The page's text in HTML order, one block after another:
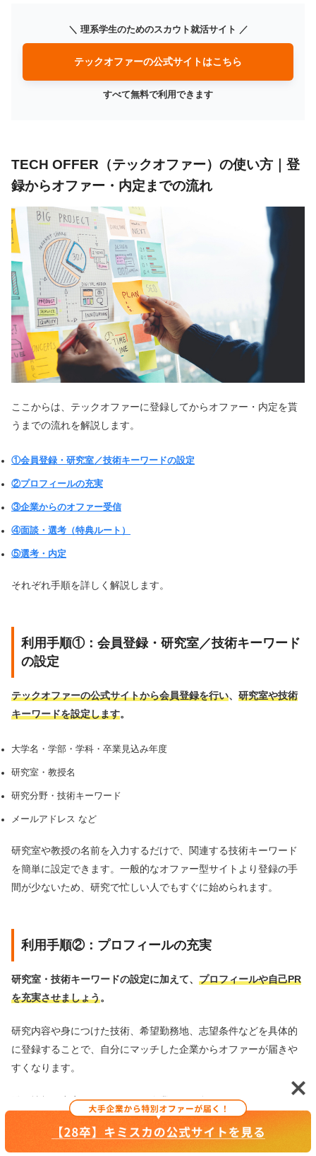
＼ 理系学生のためのスカウト就活サイト ／
テックオファーの公式サイトはこちら
すべて無料で利用できます
TECH OFFER（テックオファー）の使い方｜登
録からオファー・内定までの流れ
ここからは、テックオファーに登録してからオファー・内定を貰
うまでの流れを解説します。
①会員登録・研究室／技術キーワードの設定
②プロフィールの充実
③企業からのオファー受信
④面談・選考（特典ルート）
⑤選考・内定
それぞれ手順を詳しく解説します。
利用手順①：会員登録・研究室／技術キーワード
の設定
テックオファーの公式サイトから会員登録を行い、 研究室や技術
キーワードを設定します。
大学名・学部・学科・卒業見込み年度
研究室・教授名
研究分野・技術キーワード
メールアドレス など
研究室や教授の名前を入力するだけで、関連する技術キーワード
を簡単に設定できます。一般的なオファー型サイトより登録の手
間が少ないため、研究で忙しい人でもすぐに始められます。
利用手順②：プロフィールの充実
研究室・技術キーワードの設定に加えて、 プロフィールや自己PR
を充実させましょう。
研究内容や身につけた技術、希望勤務地、志望条件などを具体的
に登録することで、自分にマッチした企業からオファーが届きや
すくなります。
登録情報が充実しているほど、企業の目に留まりやすくなり、オ
ファーの量も質も高まります。